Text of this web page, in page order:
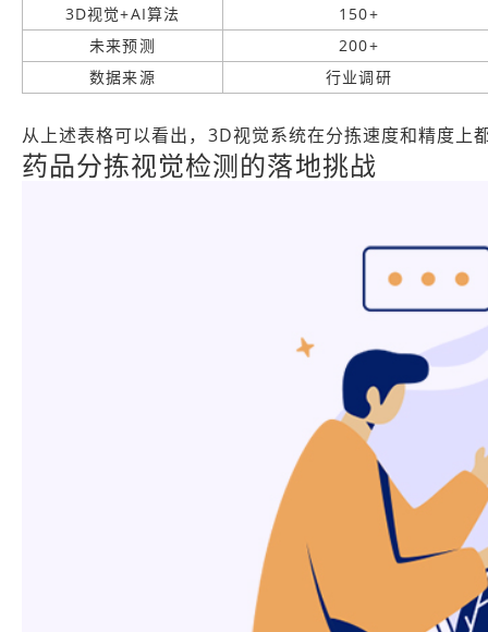
3D视觉+AI算法
150+
未来预测
200+
数据来源
行业调研
从上述表格可以看出，3D视觉系统在分拣速度和精度
药品分拣视觉检测的落地挑战